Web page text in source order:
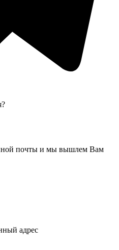
почты и мы вышлем Вам
адрес